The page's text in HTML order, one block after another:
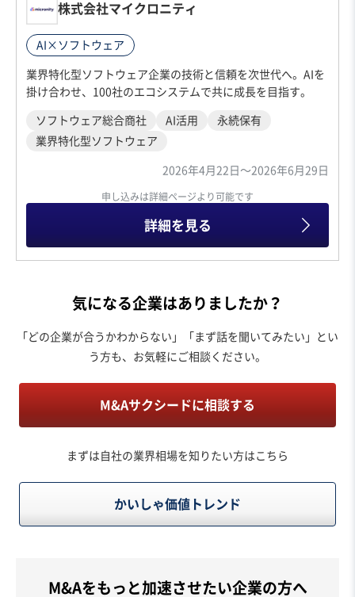
株式会社マイクロニティ
AI×ソフトウェア
業界特化型ソフトウェア企業の技術と信頼を次世代へ。AIを
掛け合わせ、100社のエコシステムで共に成長を目指す。
ソフトウェア総合商社 AI活用
永続保有
業界特化型ソフトウェア
2026年4月22日〜2026年6月29日
申し込みは詳細ページより可能です
詳細を見る
気になる企業はありましたか？
「どの企業が合うかわからない」「まず話を聞いてみたい」とい
う方も、お気軽にご相談ください。
M&Aサクシードに相談する
まずは自社の業界相場を知りたい方はこちら
かいしゃ価値トレンド
M&Aをもっと加速させたい企業の方へ